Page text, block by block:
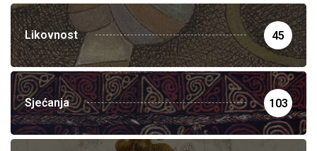
Likovnost 45
Sjećanja 103